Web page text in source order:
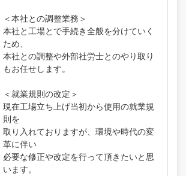
＜本社との調整業務＞
本社と工場とで手続き全般を分けていく
ため、
本社との調整や外部社労士とのやり取り
もお任せします。
＜就業規則の改定＞
現在工場立ち上げ当初から使用の就業規
則を
取り入れておりますが、環境や時代の変
革に伴い
必要な修正や改定を行って頂きたいと思
います。